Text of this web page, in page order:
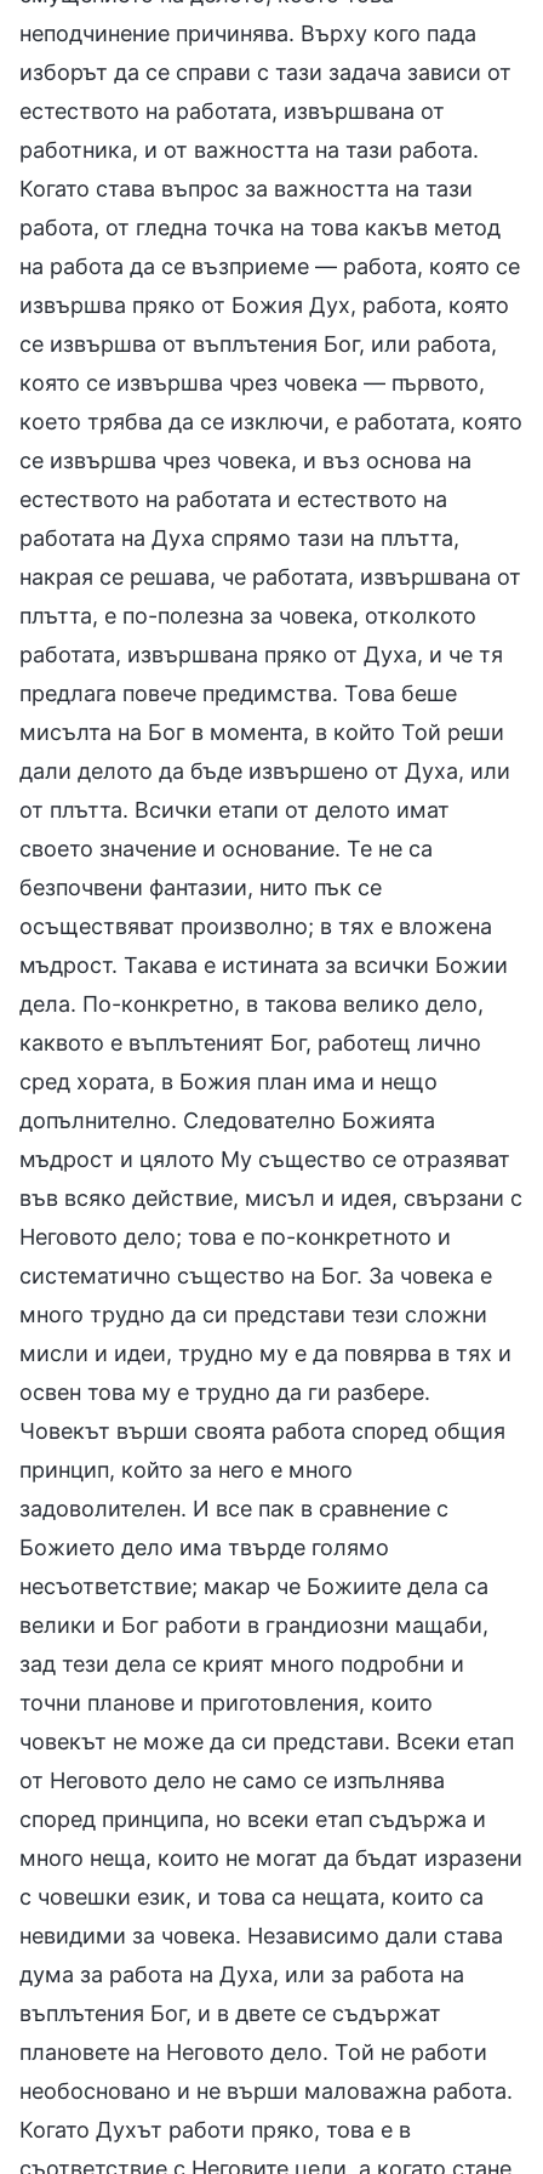
неподчинение причинява. Върху кого пада
изборът да се справи с тази задача зависи от
естеството на работата, извършвана от
работника, и от важността на тази работа.
Когато става въпрос за важността на тази
работа, от гледна точка на това какъв метод
на работа да се възприеме — работа, която се
извършва пряко от Божия Дух, работа, която
се извършва от въплътения Бог, или работа,
която се извършва чрез човека — първото,
което трябва да се изключи, е работата, която
се извършва чрез човека, и въз основа на
естеството на работата и естеството на
работата на Духа спрямо тази на плътта,
накрая се решава, че работата, извършвана от
плътта, е по-полезна за човека, отколкото
работата, извършвана пряко от Духа, и че тя
предлага повече предимства. Това беше
мисълта на Бог в момента, в който Той реши
дали делото да бъде извършено от Духа, или
от плътта. Всички етапи от делото имат
своето значение и основание. Те не са
безпочвени фантазии, нито пък се
осъществяват произволно; в тях е вложена
мъдрост. Такава е истината за всички Божии
дела. По-конкретно, в такова велико дело,
каквото е въплътеният Бог, работещ лично
сред хората, в Божия план има и нещо
допълнително. Следователно Божията
мъдрост и цялото Му същество се отразяват
във всяко действие, мисъл и идея, свързани с
Неговото дело; това е по-конкретното и
систематично същество на Бог. За човека е
много трудно да си представи тези сложни
мисли и идеи, трудно му е да повярва в тях и
освен това му е трудно да ги разбере.
Човекът върши своята работа според общия
принцип, който за него е много
задоволителен. И все пак в сравнение с
Божието дело има твърде голямо
несъответствие; макар че Божиите дела са
велики и Бог работи в грандиозни мащаби,
зад тези дела се крият много подробни и
точни планове и приготовления, които
човекът не може да си представи. Всеки етап
от Неговото дело не само се изпълнява
според принципа, но всеки етап съдържа и
много неща, които не могат да бъдат изразени
с човешки език, и това са нещата, които са
невидими за човека. Независимо дали става
дума за работа на Духа, или за работа на
въплътения Бог, и в двете се съдържат
плановете на Неговото дело. Той не работи
необосновано и не върши маловажна работа.
Когато Духът работи пряко, това е в
съответствие с Неговите цели, а когато стане